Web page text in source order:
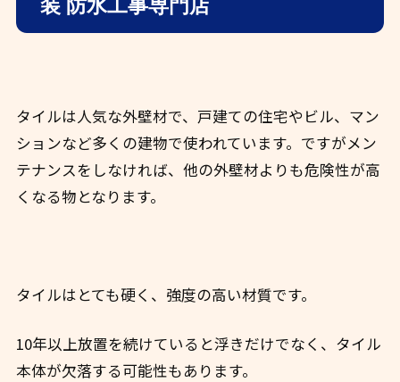
装 防水工事専門店
タイルは人気な外壁材で、戸建ての住宅やビル、マン
ションなど多くの建物で使われています。 ですがメン
テナンスをしなければ、他の外壁材よりも危険性が高
くなる物となります。
タイルはとても硬く、強度の高い材質です。
10年以上放置を続けていると浮きだけでなく、タイル
本体が欠落する可能性もあります。